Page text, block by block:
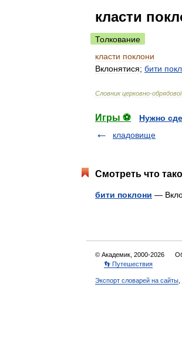
класти
Толкование
класти поклони
Вклонятися; бити
Словник церковно-обрядової
Игры ⚽
Нужно
кладовище
Смотреть что
бити поклони —
© Академик, 2000-2026
👣 Путешествия
Экспорт словарей на сайты